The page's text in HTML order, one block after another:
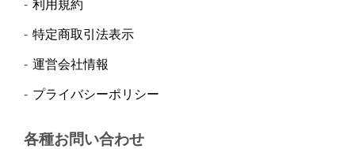
利用規約
特定商取引法表示
運営会社情報
プライバシーポリシー
各種お問い合わせ